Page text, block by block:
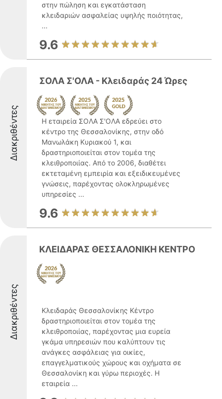
στην πώληση και εγκατάσταση
κλειδαριών ασφαλείας υψηλής ποιότητας,
...
9.6
Διακριθέντες
ΣΟΛΑ Σ'ΟΛΑ - Κλειδαράς 24 Ώρες
Η εταιρεία ΣΟΛΑ Σ'ΟΛΑ εδρεύει στο
κέντρο της Θεσσαλονίκης, στην οδό
Μανωλάκη Κυριακού 1, και
δραστηριοποιείται στον τομέα της
κλειθροποιίας. Από το 2006, διαθέτει
εκτεταμένη εμπειρία και εξειδικευμένες
γνώσεις, παρέχοντας ολοκληρωμένες
υπηρεσίες ...
9.6
Διακριθέντες
ΚΛΕΙΔΑΡΑΣ ΘΕΣΣΑΛΟΝΙΚΗ ΚΕΝΤΡΟ
Κλειδαράς Θεσσαλονίκης Κέντρο
δραστηριοποιείται στον τομέα της
κλειθροποιίας, παρέχοντας μια ευρεία
γκάμα υπηρεσιών που καλύπτουν τις
ανάγκες ασφάλειας για οικίες,
επαγγελματικούς χώρους και οχήματα σε
Θεσσαλονίκη και γύρω περιοχές. Η
εταιρεία ...